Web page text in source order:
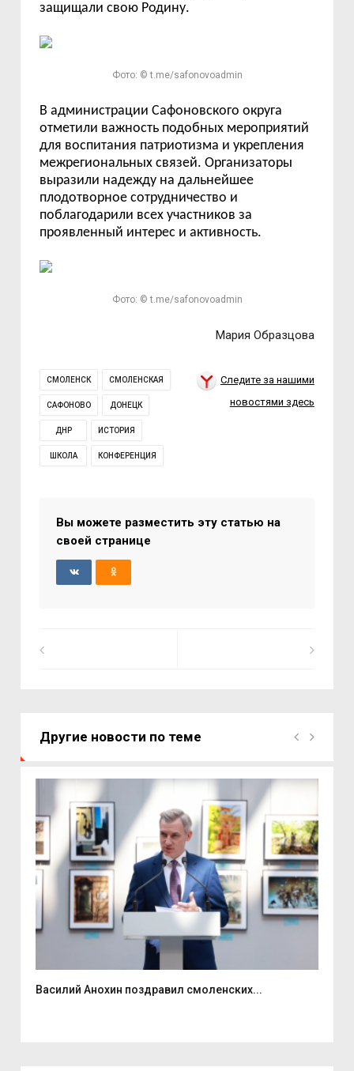
защищали свою Родину.
Фото: © t.me/safonovoadmin
В администрации Сафоновского округа
отметили важность подобных мероприятий
для воспитания патриотизма и укрепления
межрегиональных связей. Организаторы
выразили надежду на дальнейшее
плодотворное сотрудничество и
поблагодарили всех участников за
проявленный интерес и активность.
Фото: © t.me/safonovoadmin
Мария Образцова
СМОЛЕНСК СМОЛЕНСКАЯ
САФОНОВО ДОНЕЦК
ДНР ИСТОРИЯ
ШКОЛА КОНФЕРЕНЦИЯ
Следите за нашими
новостями здесь
Вы можете разместить эту статью на
своей странице
Другие новости по теме
Василий Анохин поздравил смоленских...